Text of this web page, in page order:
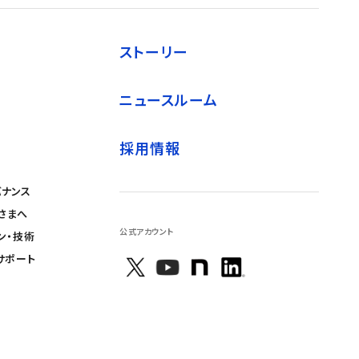
ンス
まへ
・技術
ポート
ストーリー
ニュースルーム
採用情報
公式アカウント